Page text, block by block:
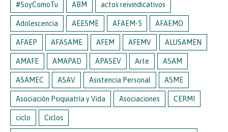
#SoyComoTu ABM actos reivindicativos
Adolescencia AEESME AFAEM-5 AFAEMO
AFAEP AFASAME AFEM AFEMV ALUSAMEN
AMAFE AMAPAD APASEV Arte ASAM
ASAMEC ASAV Asistencia Personal ASME
Asociación Psiquiatría y Vida Asociaciones CERMI
ciclo Ciclos